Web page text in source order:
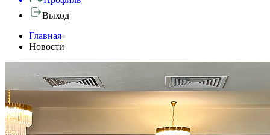
Выход
Главная
Новости